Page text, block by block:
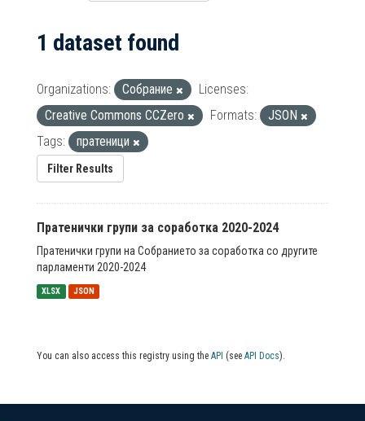
1 dataset found
Organizations: Собрание
Licenses:
Creative Commons CCZero
Formats:
JSON
Tags:
пратеници
Filter Results
Пратенички групи за соработка 2020-2024
Пратенички групи на Собранието за соработка со другите
парламенти 2020-2024
XLSX JSON
You can also access this registry using the API (see API Docs).